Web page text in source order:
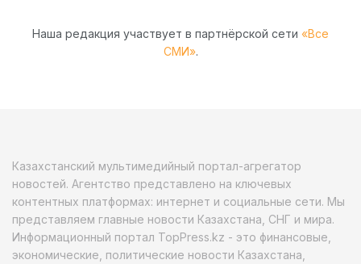
Наша редакция участвует в партнёрской сети «Все
СМИ».
Казахстанский мультимедийный портал-агрегатор
новостей. Агентство представлено на ключевых
контентных платформах: интернет и социальные сети. Мы
представляем главные новости Казахстана, СНГ и мира.
Информационный портал TopPress.kz - это финансовые,
экономические, политические новости Казахстана,